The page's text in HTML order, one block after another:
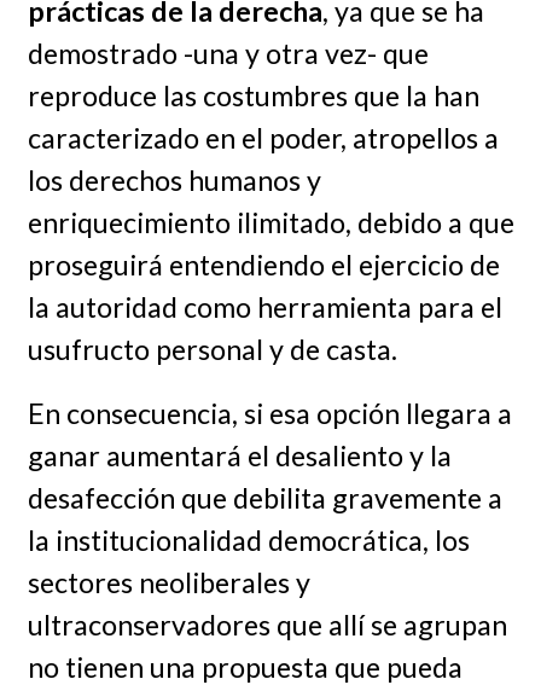
prácticas de la derecha, ya que se ha
demostrado -una y otra vez- que
reproduce las costumbres que la han
caracterizado en el poder, atropellos a
los derechos humanos y
enriquecimiento ilimitado, debido a que
proseguirá entendiendo el ejercicio de
la autoridad como herramienta para el
usufructo personal y de casta.
En consecuencia, si esa opción llegara a
ganar aumentará el desaliento y la
desafección que debilita gravemente a
la institucionalidad democrática, los
sectores neoliberales y
ultraconservadores que allí se agrupan
no tienen una propuesta que pueda